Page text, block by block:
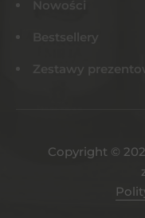
Nowości
Bestsellery
Zestawy
Copyright ©